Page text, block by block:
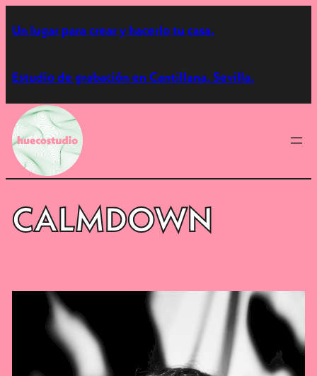
alUn lugar para crear y hacerlo tu casa.
Estudio de grabación en Cantillana, Sevilla.
CALMDOWN